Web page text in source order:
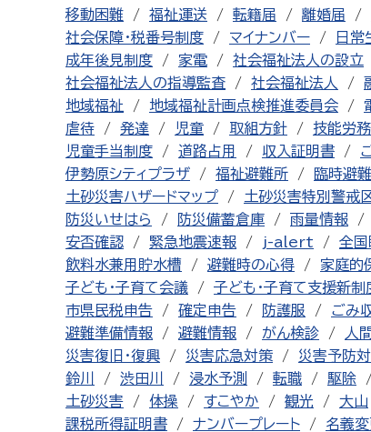
移動困難
福祉運送 転籍届 離婚届
社会保障・税番号制度
マイナンバー 日常
成年後見制度
家電 社会福祉法人の設立
社会福祉法人の指導監査
社会福祉法人
地域福祉
地域福祉計画点検推進委員会
虐待
発達 児童 取組方針 技能労
児童手当制度
道路占用 収入証明書
伊勢原シティプラザ
福祉避難所 臨時避
土砂災害ハザードマップ
土砂災害特別警戒
防災いせはら
防災備蓄倉庫 雨量情報
安否確認
緊急地震速報 j-alert 全国
飲料水兼用貯水槽
避難時の心得 家庭的
子ども・子育て会議
子ども・子育て支援新制
市県民税申告
確定申告 防護服 ごみ
避難準備情報
避難情報 がん検診 人
災害復旧・復興
災害応急対策 災害予防
鈴川
渋田川 浸水予測 転職 駆除
土砂災害
体操 すこやか 観光 大山
課税所得証明書
ナンバープレート 名義